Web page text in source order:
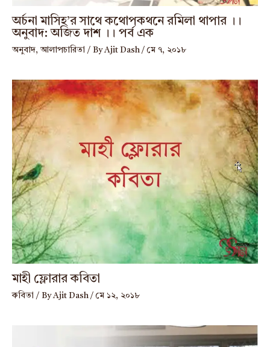
অর্চনা মাসিহ’র সাথে কথোপকথনে রমিলা থাপার ।।
অনুবাদ: অজিত দাশ ।। পর্ব এক
অনুবাদ,আলাপচারিতা / By Ajit Dash / মে ৭, ২০১৮
মাহী ফ্লোরার কবিতা
কবিতা / ByAjit Dash / মে ১২, ২০১৮